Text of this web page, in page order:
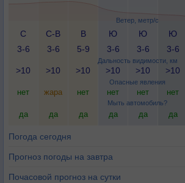
Ветер, метр/с
Дальность видимости, км
Опасные явления
Мыть автомобиль?
С
3-6
С-В
3-6
В
5-9
Ю
3-6
Ю
3-6
Ю
3-6
>10 >10 >10 >10 >10 >10
нет жара нет нет нет нет
да да да да да да
Погода сегодня
Прогноз погоды на завтра
Почасовой прогноз на сутки